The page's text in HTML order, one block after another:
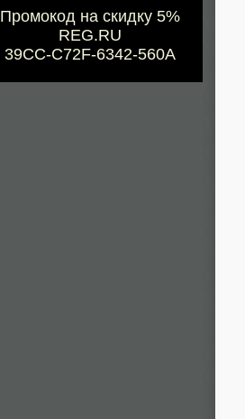
Промокод на скидку 5%
REG.RU
39CC-C72F-6342-560A